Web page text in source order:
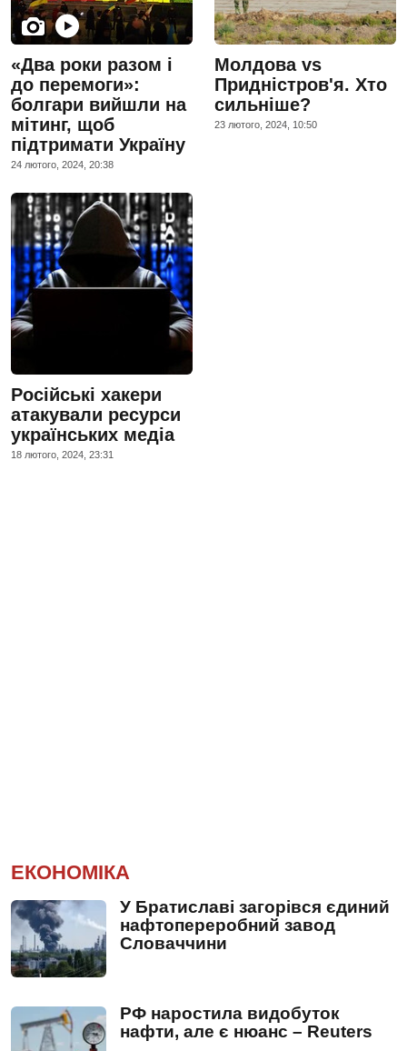
«Два роки разом і
до перемоги»:
болгари вийшли на
мітинг, щоб
підтримати Україну
24 лютого, 2024, 20:38
Молдова vs
Придністров'я. Хто
сильніше?
23 лютого, 2024, 10:50
Російські хакери
атакували ресурси
українських медіа
18 лютого, 2024, 23:31
ЕКОНОМІКА
У Братиславі загорівся єдиний
нафтопереробний завод
Словаччини
РФ наростила видобуток
нафти, але є нюанс – Reuters